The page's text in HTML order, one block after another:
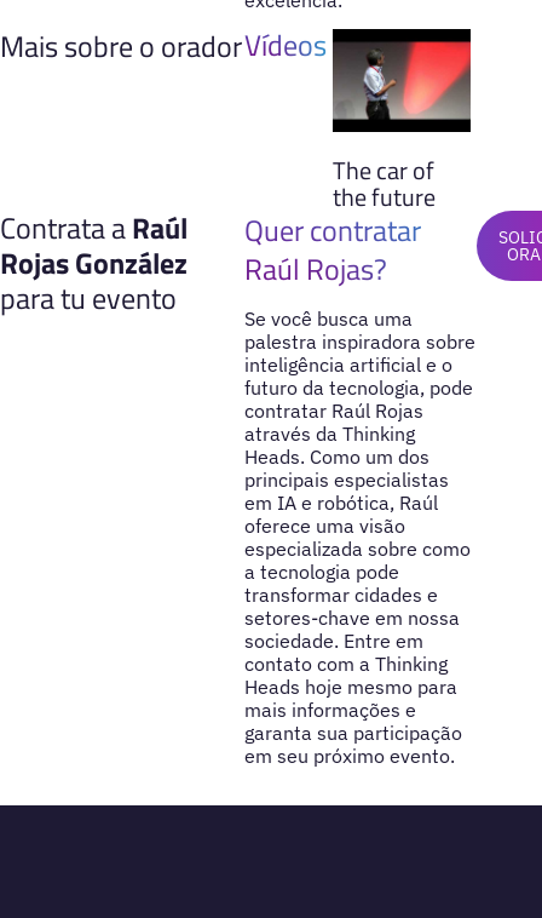
Mais sobre o oradorVídeos
The car of
the future
Contrata aRaúl
Rojas González
para tu evento
Quer contratar
Raúl Rojas?
Se você busca uma
palestra inspiradora sobre
inteligência artificial e o
futuro da tecnologia, pode
contratar Raúl Rojas
através da Thinking
Heads. Como um dos
principais especialistas
em IA e robótica, Raúl
oferece uma visão
especializada sobre como
a tecnologia pode
transformar cidades e
setores-chave em nossa
sociedade. Entre em
contato com a Thinking
Heads hoje mesmo para
mais informações e
garanta sua participação
em seu próximo evento.